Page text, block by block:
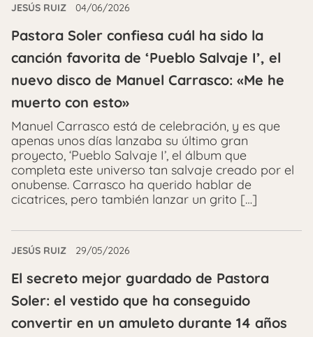
JESÚS RUIZ 04/06/2026
Pastora Soler confiesa cuál ha sido la
canción favorita de ‘Pueblo Salvaje I’, el
nuevo disco de Manuel Carrasco: «Me he
muerto con esto»
Manuel Carrasco está de celebración, y es que
apenas unos días lanzaba su último gran
proyecto, ‘Pueblo Salvaje I’, el álbum que
completa este universo tan salvaje creado por el
onubense. Carrasco ha querido hablar de
cicatrices, pero también lanzar un grito […]
JESÚS RUIZ 29/05/2026
El secreto mejor guardado de Pastora
Soler: el vestido que ha conseguido
convertir en un amuleto durante 14 años